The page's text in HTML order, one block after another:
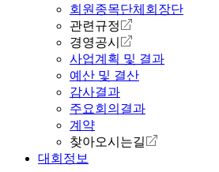
회원종목단체회장단
관련규정
경영공시
사업계획 및 결과
예산 및 결산
감사결과
주요회의결과
계약
찾아오시는길
대회정보